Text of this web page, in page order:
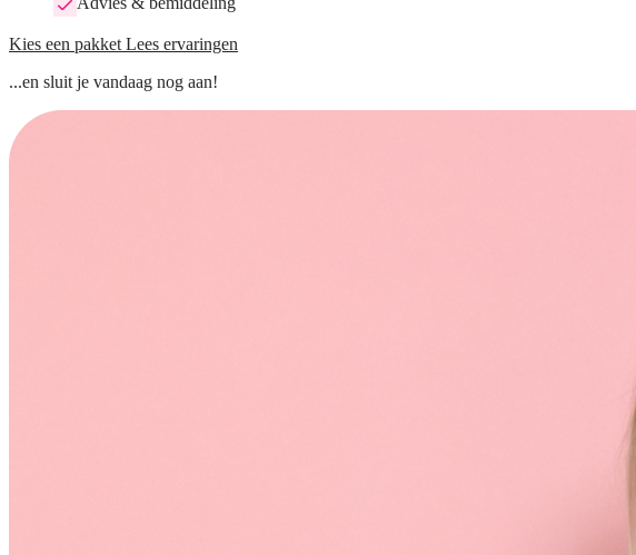
Kies een pakket Lees ervaringen
...en sluit je vandaag nog aan!